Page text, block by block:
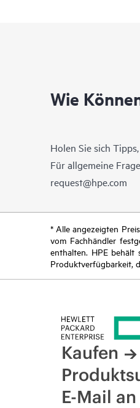
Wie
Holen Sie sich
Für allgemeine
request@hpe.com
* Alle angezeigten
vom Fachhändler
enthalten. HPE behält
Produktverfügbarkeit,
Kaufen
E-Mail